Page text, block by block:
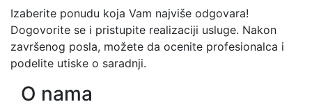
Izaberite ponudu koja Vam najviše odgovara!
Dogovorite se i pristupite realizaciji usluge. Nakon
završenog posla, možete da ocenite profesionalca i
podelite utiske o saradnji.
O nama